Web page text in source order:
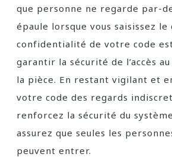
que personne ne regarde par-
épaule lorsque vous saisissez le
confidentialité de votre code
garantir la sécurité de l’accès
la pièce. En restant vigilant et
votre code des regards
renforcez la sécurité du
assurez que seules les
peuvent entrer.